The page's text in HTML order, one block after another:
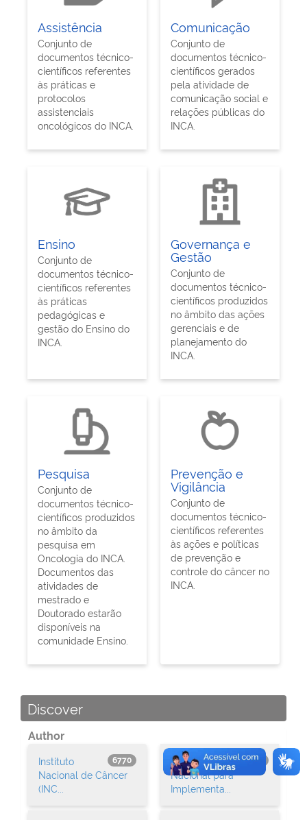
Assistência
Conjunto de
documentos técnico-
científicos referentes
às práticas e
protocolos
assistenciais
oncológicos do INCA.
Comunicação
Conjunto de
documentos técnico-
científicos gerados
pela atividade de
comunicação social e
relações públicas do
INCA.
Ensino
Conjunto de
documentos técnico-
científicos referentes
às práticas
pedagógicas e
gestão do Ensino do
INCA.
Governança e
Gestão
Conjunto de
documentos técnico-
científicos produzidos
no âmbito das ações
gerenciais e de
planejamento do
INCA.
Pesquisa
Conjunto de
documentos técnico-
científicos produzidos
no âmbito da
pesquisa em
Oncologia do INCA.
Documentos das
atividades de
mestrado e
Doutorado estarão
disponíveis na
comunidade Ensino.
Prevenção e
Vigilância
Conjunto de
documentos técnico-
científicos referentes
às ações e políticas
de prevenção e
controle do câncer no
INCA.
Discover
Author
6770
Instituto
Nacional de Câncer
(INC...
836
Comissão
Nacional para
Implementa...